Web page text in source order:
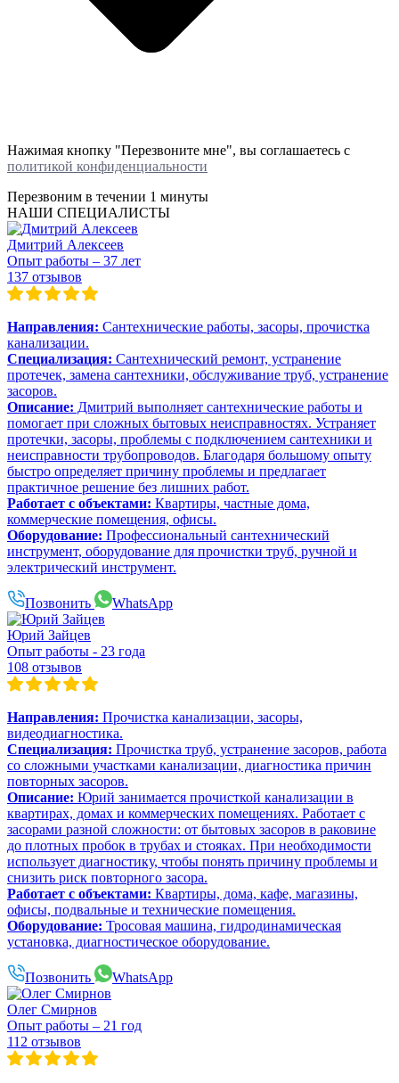
Нажимая кнопку "Перезвоните мне", вы соглашаетесь с
политикой конфиденциальности
Перезвоним в течении 1 минуты
НАШИ СПЕЦИАЛИСТЫ
Дмитрий Алексеев
Опыт работы – 37 лет
137 отзывов
Направления: Сантехнические работы, засоры, прочистка
канализации.
Специализация: Сантехнический ремонт, устранение
протечек, замена сантехники, обслуживание труб, устранение
засоров.
Описание: Дмитрий выполняет сантехнические работы и
помогает при сложных бытовых неисправностях. Устраняет
протечки, засоры, проблемы с подключением сантехники и
неисправности трубопроводов. Благодаря большому опыту
быстро определяет причину проблемы и предлагает
практичное решение без лишних работ.
Работает с объектами: Квартиры, частные дома,
коммерческие помещения, офисы.
Оборудование: Профессиональный сантехнический
инструмент, оборудование для прочистки труб, ручной и
электрический инструмент.
Позвонить WhatsApp
Юрий Зайцев
Опыт работы - 23 года
108 отзывов
Направления: Прочистка канализации, засоры,
видеодиагностика.
Специализация: Прочистка труб, устранение засоров, работа
со сложными участками канализации, диагностика причин
повторных засоров.
Описание: Юрий занимается прочисткой канализации в
квартирах, домах и коммерческих помещениях. Работает с
засорами разной сложности: от бытовых засоров в раковине
до плотных пробок в трубах и стояках. При необходимости
использует диагностику, чтобы понять причину проблемы и
снизить риск повторного засора.
Работает с объектами: Квартиры, дома, кафе, магазины,
офисы, подвальные и технические помещения.
Оборудование: Тросовая машина, гидродинамическая
установка, диагностическое оборудование.
Позвонить WhatsApp
Олег Смирнов
Опыт работы – 21 год
112 отзывов